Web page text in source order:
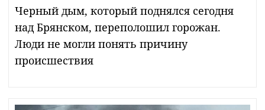
Черный дым, который поднялся сегодня
над Брянском, переполошил горожан.
Люди не могли понять причину
происшествия